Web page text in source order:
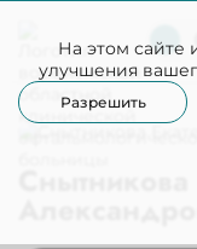
На этом сайте
улучшения
Разрешить